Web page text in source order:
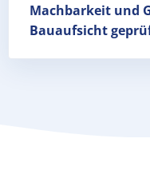
Machbarkeit und
Bauaufsicht